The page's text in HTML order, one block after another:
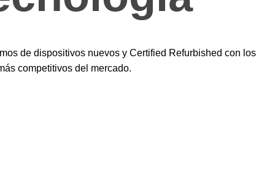
de dispositivos nuevos y Certified Refurbished con los
competitivos del mercado.